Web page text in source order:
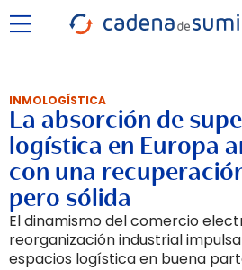
INMOLOGÍSTICA
La absorción de
logística en Europa
con una
pero sólida
El dinamismo del comercio
reorganización industrial
espacios logística en buena